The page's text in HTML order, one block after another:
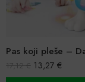
Pas koji pleše –
17,12€ 13,27 €